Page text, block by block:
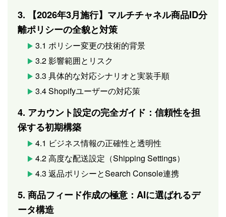
3. 【2026年3月施行】マルチチャネル商品ID分
離ポリシーの全貌と対策
3.1 ポリシー変更の技術的背景
3.2 影響範囲とリスク
3.3 具体的な対応シナリオと実装手順
3.4 Shopifyユーザーの対応策
4. アカウント設定の完全ガイド：信頼性を担
保する初期構築
4.1 ビジネス情報の正確性と透明性
4.2 高度な配送設定（Shipping Settings）
4.3 返品ポリシーとSearch Console連携
5. 商品フィード作成の極意：AIに選ばれるデ
ータ構造